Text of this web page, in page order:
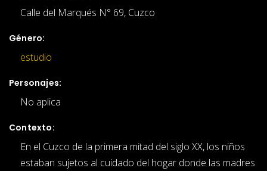
Calle del Marqués N° 69, Cuzco
Género:
estudio
Personajes:
No aplica
Contexto:
En el Cuzco de la primera mitad del siglo XX, los niños
estaban sujetos al cuidado del hogar donde las madres